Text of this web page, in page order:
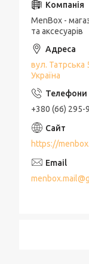
MenBox -
та аксесуарів
вул. Татрська
Україна
+380 (66) 295-
https://